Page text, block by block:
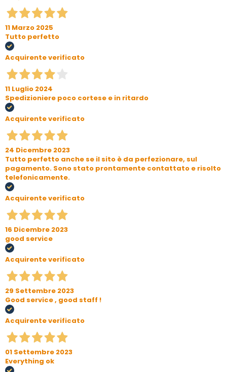
11 Marzo 2025
Tutto perfetto
Acquirente verificato
11 Luglio 2024
Spedizioniere poco cortese e in ritardo
Acquirente verificato
24 Dicembre 2023
Tutto perfetto anche se il sito è da perfezionare, sul
pagamento. Sono stato prontamente contattato e risolto
telefonicamente.
Acquirente verificato
16 Dicembre 2023
good service
Acquirente verificato
29 Settembre 2023
Good service , good staff !
Acquirente verificato
01 Settembre 2023
Everything ok